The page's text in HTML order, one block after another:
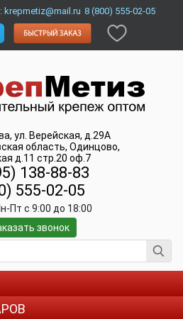
krepmetiz@mail.ru 8 (800) 555-02-05
, ул. Верейская, д.29А
область, Одинцово,
д.11 стр.20 оф.7
138-88-83
555-02-05
Пт c 9:00 до 18:00
звонок